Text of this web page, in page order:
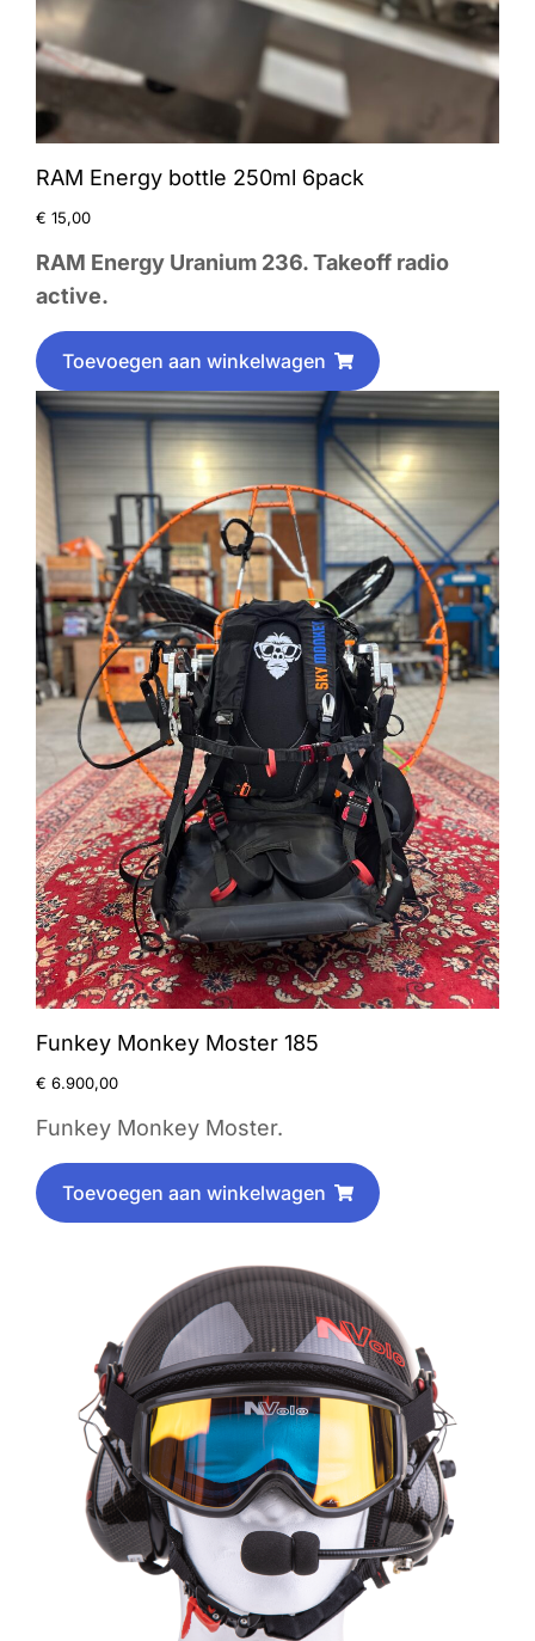
RAM Energy bottle 250ml 6pack
€ 15,00
RAM Energy Uranium 236. Takeoff radio
active.
Toevoegen aan winkelwagen
Funkey Monkey Moster 185
€ 6.900,00
Funkey Monkey Moster.
Toevoegen aan winkelwagen